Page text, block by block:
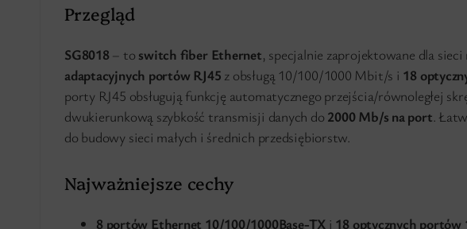
Przegląd
SG8018 – to switch fiber Ethernet, specjalnie zaprojektowane dla
adaptacyjnych portów RJ45 z obsługą 10/100/1000 Mbit/s i 18
porty RJ45 obsługują funkcję automatycznego przejścia/równoległej
dwukierunkową szybkość transmisji danych do 2000 Mb/s na port.
do budowy sieci małych i średnich przedsiębiorstw.
Najważniejsze cechy
8 portów Ethernet 10/100/1000Base-TX i 18 optycznych portów